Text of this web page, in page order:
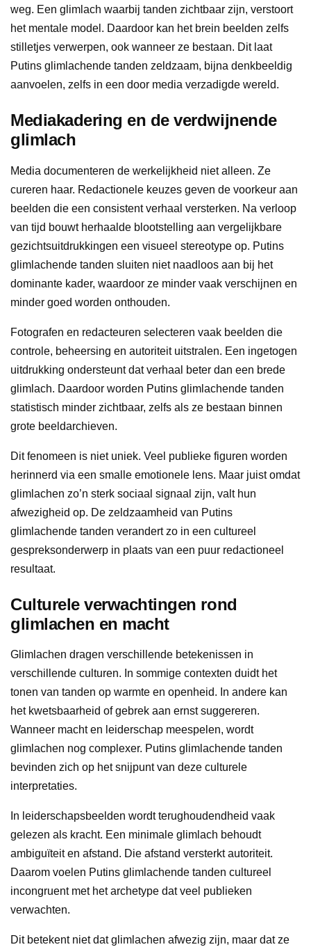
weg. Een glimlach waarbij tanden zichtbaar zijn, verstoort
het mentale model. Daardoor kan het brein beelden zelfs
stilletjes verwerpen, ook wanneer ze bestaan. Dit laat
Putins glimlachende tanden zeldzaam, bijna denkbeeldig
aanvoelen, zelfs in een door media verzadigde wereld.
Mediakadering en de verdwijnende
glimlach
Media documenteren de werkelijkheid niet alleen. Ze
cureren haar. Redactionele keuzes geven de voorkeur aan
beelden die een consistent verhaal versterken. Na verloop
van tijd bouwt herhaalde blootstelling aan vergelijkbare
gezichtsuitdrukkingen een visueel stereotype op. Putins
glimlachende tanden sluiten niet naadloos aan bij het
dominante kader, waardoor ze minder vaak verschijnen en
minder goed worden onthouden.
Fotografen en redacteuren selecteren vaak beelden die
controle, beheersing en autoriteit uitstralen. Een ingetogen
uitdrukking ondersteunt dat verhaal beter dan een brede
glimlach. Daardoor worden Putins glimlachende tanden
statistisch minder zichtbaar, zelfs als ze bestaan binnen
grote beeldarchieven.
Dit fenomeen is niet uniek. Veel publieke figuren worden
herinnerd via een smalle emotionele lens. Maar juist omdat
glimlachen zo’n sterk sociaal signaal zijn, valt hun
afwezigheid op. De zeldzaamheid van Putins
glimlachende tanden verandert zo in een cultureel
gespreksonderwerp in plaats van een puur redactioneel
resultaat.
Culturele verwachtingen rond
glimlachen en macht
Glimlachen dragen verschillende betekenissen in
verschillende culturen. In sommige contexten duidt het
tonen van tanden op warmte en openheid. In andere kan
het kwetsbaarheid of gebrek aan ernst suggereren.
Wanneer macht en leiderschap meespelen, wordt
glimlachen nog complexer. Putins glimlachende tanden
bevinden zich op het snijpunt van deze culturele
interpretaties.
In leiderschapsbeelden wordt terughoudendheid vaak
gelezen als kracht. Een minimale glimlach behoudt
ambiguïteit en afstand. Die afstand versterkt autoriteit.
Daarom voelen Putins glimlachende tanden cultureel
incongruent met het archetype dat veel publieken
verwachten.
Dit betekent niet dat glimlachen afwezig zijn, maar dat ze